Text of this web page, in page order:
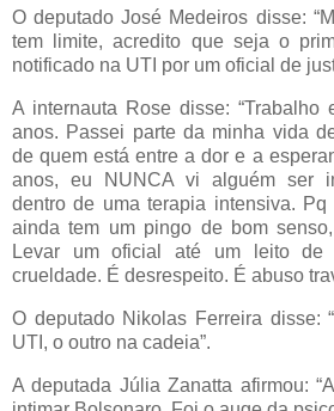
O deputado José Medeiros disse:
tem limite, acredito que seja o
notificado na UTI por um oficial de
A internauta Rose disse: “Trabalho
anos. Passei parte da minha vida
de quem está entre a dor e a
anos, eu NUNCA vi alguém ser
dentro de uma terapia intensiva.
ainda tem um pingo de bom
Levar um oficial até um leito
crueldade. É desrespeito. É abuso
O deputado Nikolas Ferreira disse:
UTI, o outro na cadeia”.
A deputada Júlia Zanatta afirmou: